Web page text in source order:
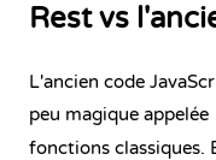
Rest vs
L'ancien code
peu magique appelée
fonctions classiques.